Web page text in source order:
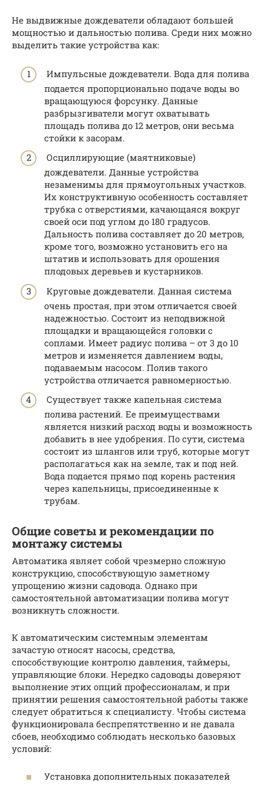
Не выдвижные дождеватели обладают большей
мощностью и дальностью полива. Среди них можно
выделить такие устройства как:
Импульсные дождеватели. Вода для полива
подается пропорционально подаче воды во
вращающуюся форсунку. Данные
разбрызгиватели могут охватывать
площадь полива до 12 метров, они весьма
стойки к засорам.
Осциллирующие (маятниковые)
дождеватели. Данные устройства
незаменимы для прямоугольных участков.
Их конструктивную особенность составляет
трубка с отверстиями, качающаяся вокруг
своей оси под углом до 180 градусов.
Дальность полива составляет до 20 метров,
кроме того, возможно установить его на
штатив и использовать для орошения
плодовых деревьев и кустарников.
Круговые дождеватели. Данная система
очень простая, при этом отличается своей
надежностью. Состоит из неподвижной
площадки и вращающейся головки с
соплами. Имеет радиус полива – от 3 до 10
метров и изменяется давлением воды,
подаваемым насосом. Полив такого
устройства отличается равномерностью.
Существует также капельная система
полива растений. Ее преимуществами
является низкий расход воды и возможность
добавить в нее удобрения. По сути, система
состоит из шлангов или труб, которые могут
располагаться как на земле, так и под ней.
Вода подается прямо под корень растения
через капельницы, присоединенные к
трубам.
Общие советы и рекомендации по
монтажу системы
Автоматика являет собой чрезмерно сложную
конструкцию, способствующую заметному
упрощению жизни садовода. Однако при
самостоятельной автоматизации полива могут
возникнуть сложности.
К автоматическим системным элементам
зачастую относят насосы, средства,
способствующие контролю давления, таймеры,
управляющие блоки. Нередко садоводы доверяют
выполнение этих опций профессионалам, и при
принятии решения самостоятельной работы также
следует обратиться к специалисту. Чтобы система
функционировала беспрепятственно и не давала
сбоев, необходимо соблюдать несколько базовых
условий:
Установка дополнительных показателей